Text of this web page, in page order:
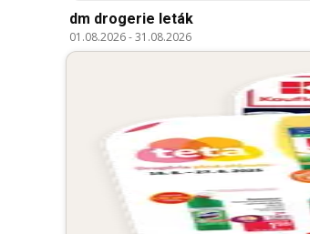
dm drogerie leták
01.08.2026-31.08.2026